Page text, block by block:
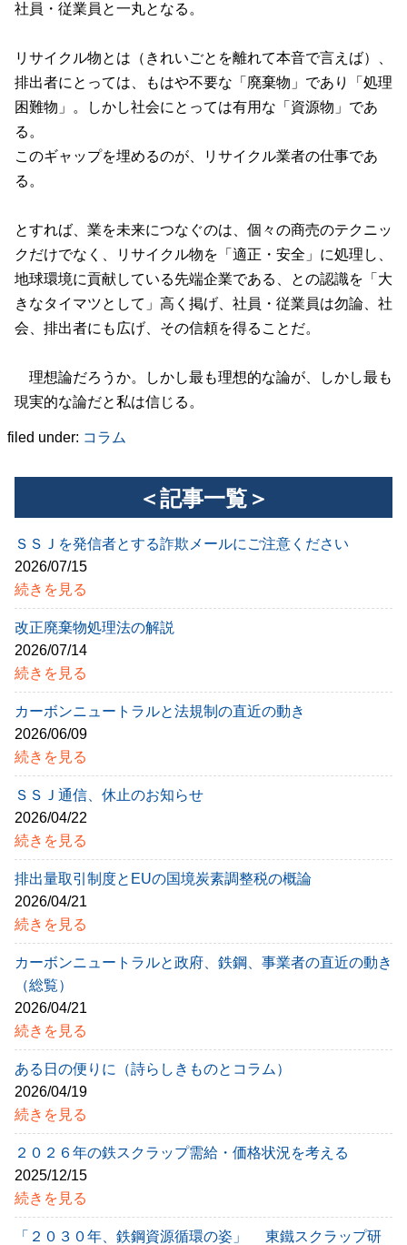
社員・従業員と一丸となる。
リサイクル物とは（きれいごとを離れて本音で言えば）、
排出者にとっては、もはや不要な「廃棄物」であり「処理
困難物」。しかし社会にとっては有用な「資源物」であ
る。
このギャップを埋めるのが、リサイクル業者の仕事であ
る。
とすれば、業を未来につなぐのは、個々の商売のテクニッ
クだけでなく、リサイクル物を「適正・安全」に処理し、
地球環境に貢献している先端企業である、との認識を「大
きなタイマツとして」高く掲げ、社員・従業員は勿論、社
会、排出者にも広げ、その信頼を得ることだ。
理想論だろうか。しかし最も理想的な論が、しかし最も
現実的な論だと私は信じる。
filed under: コラム
＜記事一覧＞
ＳＳＪを発信者とする詐欺メールにご注意ください
2026/07/15
続きを見る
改正廃棄物処理法の解説
2026/07/14
続きを見る
カーボンニュートラルと法規制の直近の動き
2026/06/09
続きを見る
ＳＳＪ通信、休止のお知らせ
2026/04/22
続きを見る
排出量取引制度とEUの国境炭素調整税の概論
2026/04/21
続きを見る
カーボンニュートラルと政府、鉄鋼、事業者の直近の動き
（総覧）
2026/04/21
続きを見る
ある日の便りに（詩らしきものとコラム）
2026/04/19
続きを見る
２０２６年の鉄スクラップ需給・価格状況を考える
2025/12/15
続きを見る
「２０３０年、鉄鋼資源循環の姿」 東鐵スクラップ研